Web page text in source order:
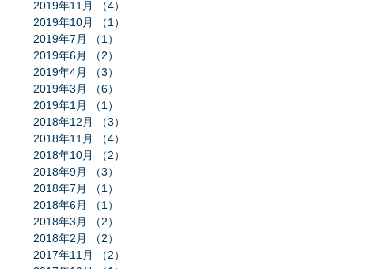
2019年11月
（4）
2019年10月
（1）
2019年7月
（1）
2019年6月
（2）
2019年4月
（3）
2019年3月
（6）
2019年1月
（1）
2018年12月
（3）
2018年11月
（4）
2018年10月
（2）
2018年9月
（3）
2018年7月
（1）
2018年6月
（1）
2018年3月
（2）
2018年2月
（2）
2017年11月
（2）